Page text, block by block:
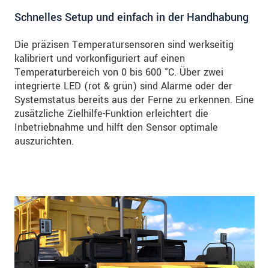
Schnelles Setup und einfach in der Handhabung
Die präzisen Temperatursensoren sind werkseitig
kalibriert und vorkonfiguriert auf einen
Temperaturbereich von 0 bis 600 °C. Über zwei
integrierte LED (rot & grün) sind Alarme oder der
Systemstatus bereits aus der Ferne zu erkennen. Eine
zusätzliche Zielhilfe-Funktion erleichtert die
Inbetriebnahme und hilft den Sensor optimale
auszurichten.